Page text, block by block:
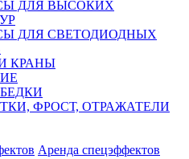
ДЛЯ ВЫСОКИХ
ДЛЯ СВЕТОДИОДНЫХ
КРАНЫ
ФРОСТ, ОТРАЖАТЕЛИ
Аренда спецэффектов